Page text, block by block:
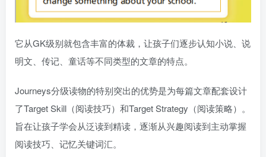
它从GK级别就包含丰富的体裁，让孩子们逐步认知小说、说
明文、传记、童话等不同类型的文章的特点。
Journeys分级读物的特别突出的优势是为每篇文章配套设计
了Target Skill（阅读技巧）和Target Strategy（阅读策略）。
旨在让孩子学会从泛读到精读，逐渐从兴趣阅读到主动掌握
阅读技巧、记忆关键词汇。